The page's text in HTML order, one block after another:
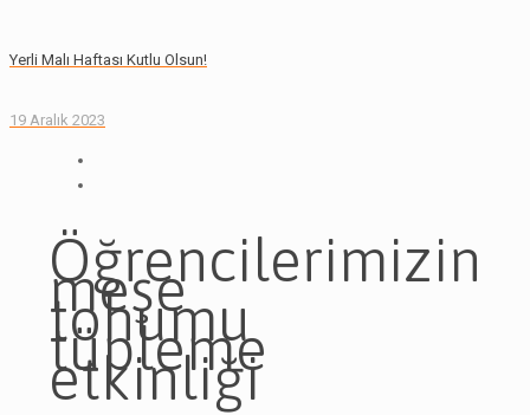
Yerli Malı Haftası Kutlu Olsun!
19 Aralık 2023
Öğrencilerimizin
meşe
tohumu
tüpleme
etkinliği